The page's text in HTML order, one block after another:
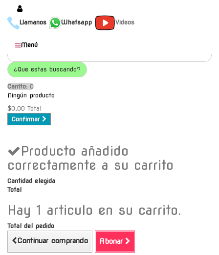
Llamanos Whatsapp Videos
Productos
Populares
Categorías
Marcas
Mayoristas
Contacto
Envío gratis a C.A.B.A. a
partir de $30000
Menú
¿Que estas buscando?
Carrito: O
Ningún producto
$0,00 Total
Confirmar
Producto añadido
correctamente a su carrito
Cantidad elegida
Total
Hay 1 articulo en su carrito.
Total del pedido
Continuar comprando Abonar